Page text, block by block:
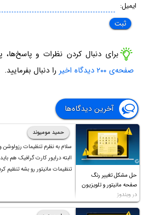
ایمیل:
برای دنبال کردن نظرات و
صفحه‌ی ۲۰۰ دیدگاه اخیر
را دنبال بفرمایید.
آخرین دیدگاه‌ها
حل مشکل تغییر رنگ
صفحه مانیتور و تلویزیون
در ویندوز
حمید مومیوند
سلام به نظرم تنظیمات رزولوشن
البته درایور کارت گرافیک
تنظیمات مانیتور رو بشه تنظیم